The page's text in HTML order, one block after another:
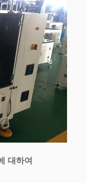
대하여